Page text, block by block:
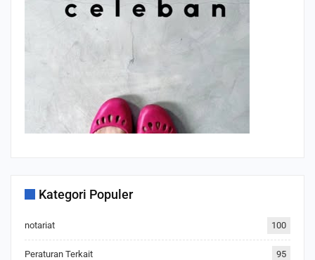
Kategori Populer
notariat 100
Peraturan Terkait 95